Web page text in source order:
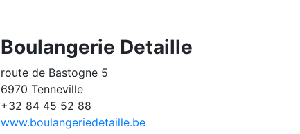
Boulangerie Detaille
route de Bastogne 5
6970 Tenneville
+32 84 45 52 88
www.boulangeriedetaille.be